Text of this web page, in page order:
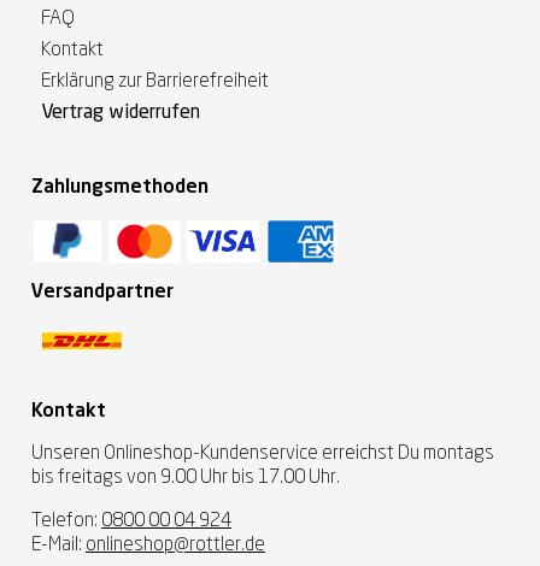
FAQ
Kontakt
Erklärung zur Barrierefreiheit
Vertrag widerrufen
Zahlungsmethoden
Versandpartner
Kontakt
Unseren Onlineshop-Kundenservice erreichst Du montags
bis freitags von 9.00 Uhr bis 17.00 Uhr.
Telefon: 0800 00 04 924
E-Mail: onlineshop@rottler.de